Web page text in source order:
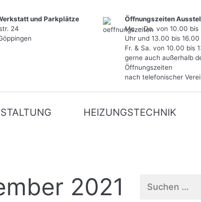
und Parkplätze
24
Öffnungszeiten
Mo. – Do. von 10.00 bis
Uhr und 13.00 bis 16.00
Fr. & Sa. von 10.00 bis
gerne auch außerhalb
Öffnungszeiten
nach telefonischer
HEIZUNGSTECHNIK
2021
nach: